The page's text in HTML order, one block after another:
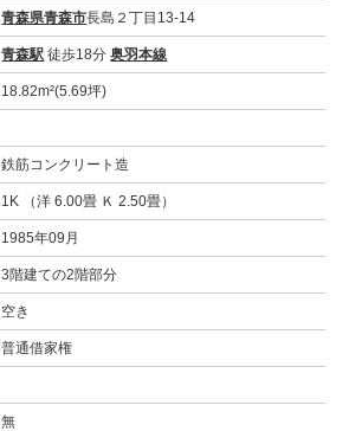
青森県青森市長島２丁目13-14
青森駅 徒歩18分奥羽本線
18.82m²(5.69坪)
鉄筋コンクリート造
1K （洋 6.00畳 Ｋ 2.50畳）
1985年09月
3階建ての2階部分
空き
普通借家権
無